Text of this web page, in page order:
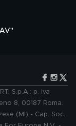
S.p.A.: p. iva
8, 00187 Roma.
(MI) - Cap. Soc.